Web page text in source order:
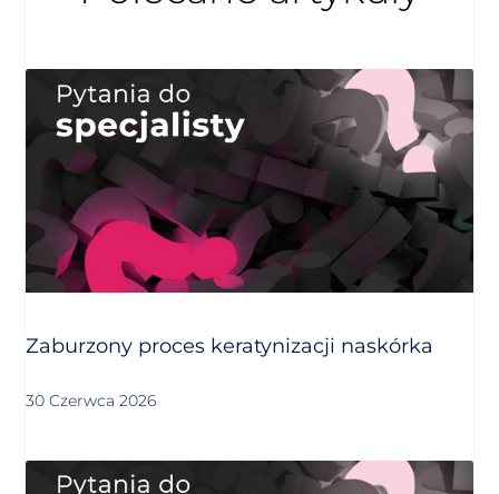
Zaburzony proces keratynizacji naskórka
30 Czerwca 2026